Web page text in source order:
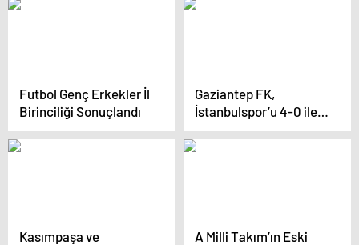
gitti”
Futbol Genç Erkekler İl
Birinciliği Sonuçlandı
Gaziantep FK,
İstanbulspor’u 4-0 ile
Geçti
Kasımpaşa ve
A Milli Takım’ın Eski